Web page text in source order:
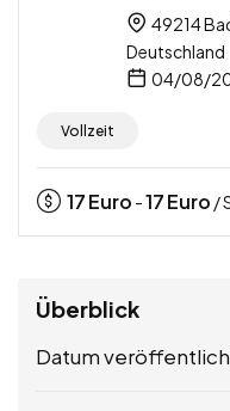
49214
Deutschland
04/08/
Vollzeit
17Euro -17Euro /
Überblick
Datum